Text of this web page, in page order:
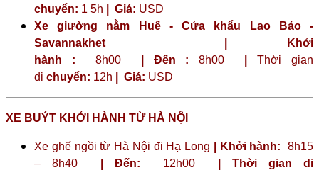
chuyển: 1 5h Giá: USD
Xe giường nằm Huế - Cửa khẩu Lao Bảo -
Savannakhet | Khởi
hành : 8h00| Đến : 8h00 |Thời gian
di chuyển: 12h Giá: USD
XE BUÝT KHỞI HÀNH TỪ HÀ NỘI
Xe ghế ngồi từ Hà Nội đi Hạ Long | Khởi hành: 8h15
– 8h40
| Đến: 12h00
| Thời gian di